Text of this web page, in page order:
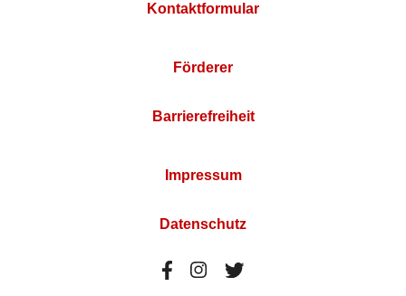
Kontaktformular
Förderer
Barrierefreiheit
Impressum
Datenschutz